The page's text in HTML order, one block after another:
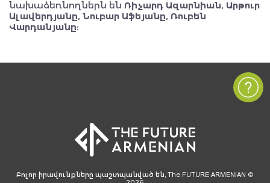
նախաձեռնողներն են Ռիչարդ Ազարնիան, Արթուր
Ալավերդյանը, Նուբար Աֆեյանը, Ռուբեն
Վարդանյանը:
Բոլոր իրավունքները պաշտպանված են, The FUTURE ARMENIAN ©